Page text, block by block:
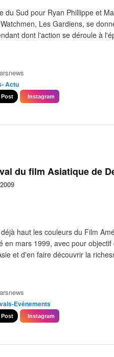
du Sud pour Ryan Phillippe et
Les Gardiens, se
dont l'action se déroule à
Actu
Instagram
du film Asiatique de
haut les couleurs du Film
en mars 1999, avec pour
et d'en faire découvrir la
Evénements
Instagram